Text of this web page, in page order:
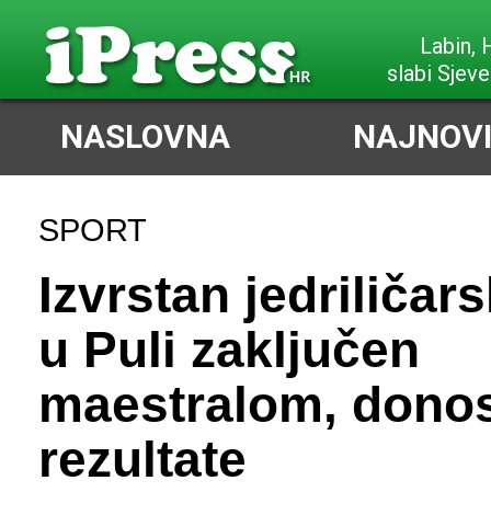
Labin,
slabi
NASLOVNA
SPORT
Izvrstan
u Puli zaključen
maestralom,
rezultate